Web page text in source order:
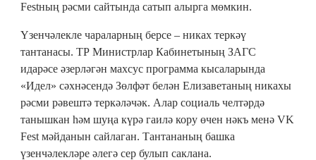
Festның рәсми сайтында сатып алырга мөмкин.
Үзенчәлекле чараларның берсе – никах теркәү
тантанасы. ТР Министрлар Кабинетының ЗАГС
идарәсе әзерләгән махсус программа кысаларында
«Идел» сәхнәсендә Зөлфәт белән Елизаветаның никахы
рәсми рәвештә теркәләчәк. Алар социаль челтәрдә
танышкан һәм шуңа күрә гаилә кору өчен нәкъ менә VK
Fest мәйданын сайлаган. Тантананың башка
үзенчәлекләре әлегә сер булып саклана.